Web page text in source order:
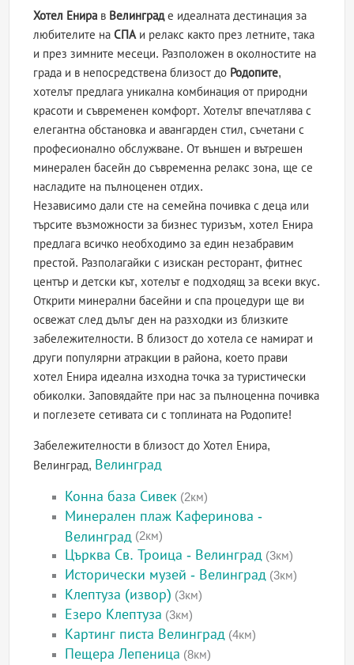
Хотел Енира в Велинграде идеалната дестинация за
любителите наСПА и релакс както през летните, така
и през зимните месеци. Разположен в околностите на
града и в непосредствена близост до Родопите,
хотелът предлага уникална комбинация от природни
красоти и съвременен комфорт. Хотелът впечатлява с
елегантна обстановка и авангарден стил, съчетани с
професионално обслужване. От външен и вътрешен
минерален басейн до съвременна релакс зона, ще се
насладите на пълноценен отдих.
Независимо дали сте на семейна почивка с деца или
търсите възможности за бизнес туризъм, хотел Енира
предлага всичко необходимо за един незабравим
престой. Разполагайки с изискан ресторант, фитнес
център и детски кът, хотелът е подходящ за всеки вкус.
Открити минерални басейни и спа процедури ще ви
освежат след дълъг ден на разходки из близките
забележителности. В близост до хотела се намират и
други популярни атракции в района, което прави
хотел Енира идеална изходна точка за туристически
обиколки. Заповядайте при нас за пълноценна почивка
и поглезете сетивата си с топлината на Родопите!
Забележителности в близост до Хотел Енира,
Велинград, Велинград
Конна база Сивек (2км)
Минерален плаж Каферинова -
Велинград (2км)
Църква Св. Троица - Велинград (3км)
Исторически музей - Велинград (3км)
Клептуза (извор) (3км)
Езеро Клептуза (3км)
Картинг писта Велинград (4км)
Пещера Лепеница (8км)